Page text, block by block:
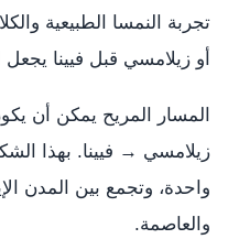
تجربة النمسا الطبيعية
أو زيلامسي قبل فيينا يجعل
المسار المريح يمكن أن
زيلامسي → فيينا. بهذا
واحدة، وتجمع بين المدن
والعاصمة.